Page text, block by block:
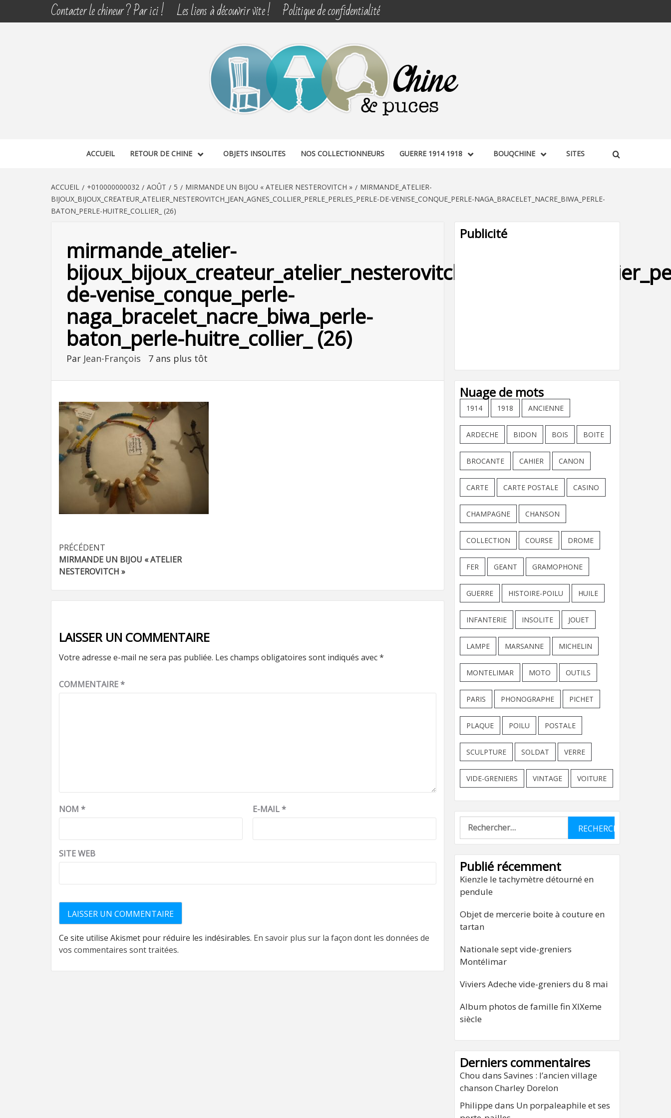
Contacter le chineur ? Par ici ! Les liens à découvrir vite ! Politique de confidentialité
CHINE & PUCES
ACCUEIL RETOUR DE CHINE OBJETS INSOLITES NOS COLLECTIONNEURS GUERRE 1914 1918 BOUQCHINE SITES
ACCUEIL +010000000032 AOÛT 5 MIRMANDE UN BIJOU « ATELIER NESTEROVITCH »
MIRMANDE_ATELIER-
BIJOUX_BIJOUX_CREATEUR_ATELIER_NESTEROVITCH_JEAN_AGNES_COLLIER_PERLE_PERLES_PERLE-DE-VENISE_CONQUE_PERLE-NAGA_BRACELET_NACRE_BIWA_PERLE-
BATON_PERLE-HUITRE_COLLIER_ (26)
mirmande_atelier-
de-venise_conque_perle-
naga_bracelet_nacre_biwa_perle-
baton_perle-huitre_collier_ (26)
Par Jean-François 7 ans plus tôt
Navigation
d’article
PRÉCÉDENT
MIRMANDE UN BIJOU « ATELIER
NESTEROVITCH »
LAISSER UN COMMENTAIRE
Votre adresse e-mail ne sera pas publiée. Les champs obligatoires sont indiqués avec*
COMMENTAIRE*
NOM * E-MAIL*
SITE WEB
Ce site utilise Akismet pour réduire les indésirables. En savoir plus sur la façon dont les données de
vos commentaires sont traitées.
Publicité
Nuage de mots
1914 1918 ANCIENNE
ARDECHE BIDON BOIS BOITE
BROCANTE CAHIER CANON
CARTE CARTE POSTALE CASINO
CHAMPAGNE CHANSON
COLLECTION COURSE DROME
FER GEANT GRAMOPHONE
GUERRE HISTOIRE-POILU HUILE
INFANTERIE INSOLITE JOUET
LAMPE MARSANNE MICHELIN
MONTELIMAR MOTO OUTILS
PARIS PHONOGRAPHE PICHET
PLAQUE POILU POSTALE
SCULPTURE SOLDAT VERRE
VIDE-GRENIERS VINTAGE VOITURE
Rechercher :
Publié récemment
Kienzle le tachymètre détourné en
pendule
Objet de mercerie boite à couture en
tartan
Nationale sept vide-greniers
Montélimar
Viviers Adeche vide-greniers du 8 mai
Album photos de famille fin XIXeme
siècle
Derniers commentaires
Chou dans Savines : l’ancien village
chanson Charley Dorelon
Philippe dans Un porpaleaphile et ses